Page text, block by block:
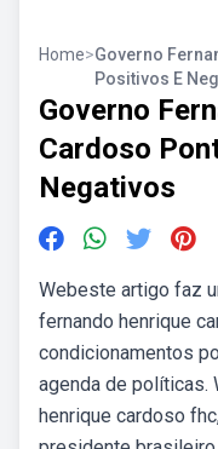
Home>Governo
Positivos E
Governo
Cardoso
Negativos
Webeste artigo faz
fernando henrique
condicionamentos
agenda de políticas.
henrique cardoso